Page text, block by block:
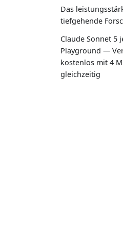
Das
tiefgehende
Claude Sonnet 5
Playground —
kostenlos mit 4
gleichzeitig